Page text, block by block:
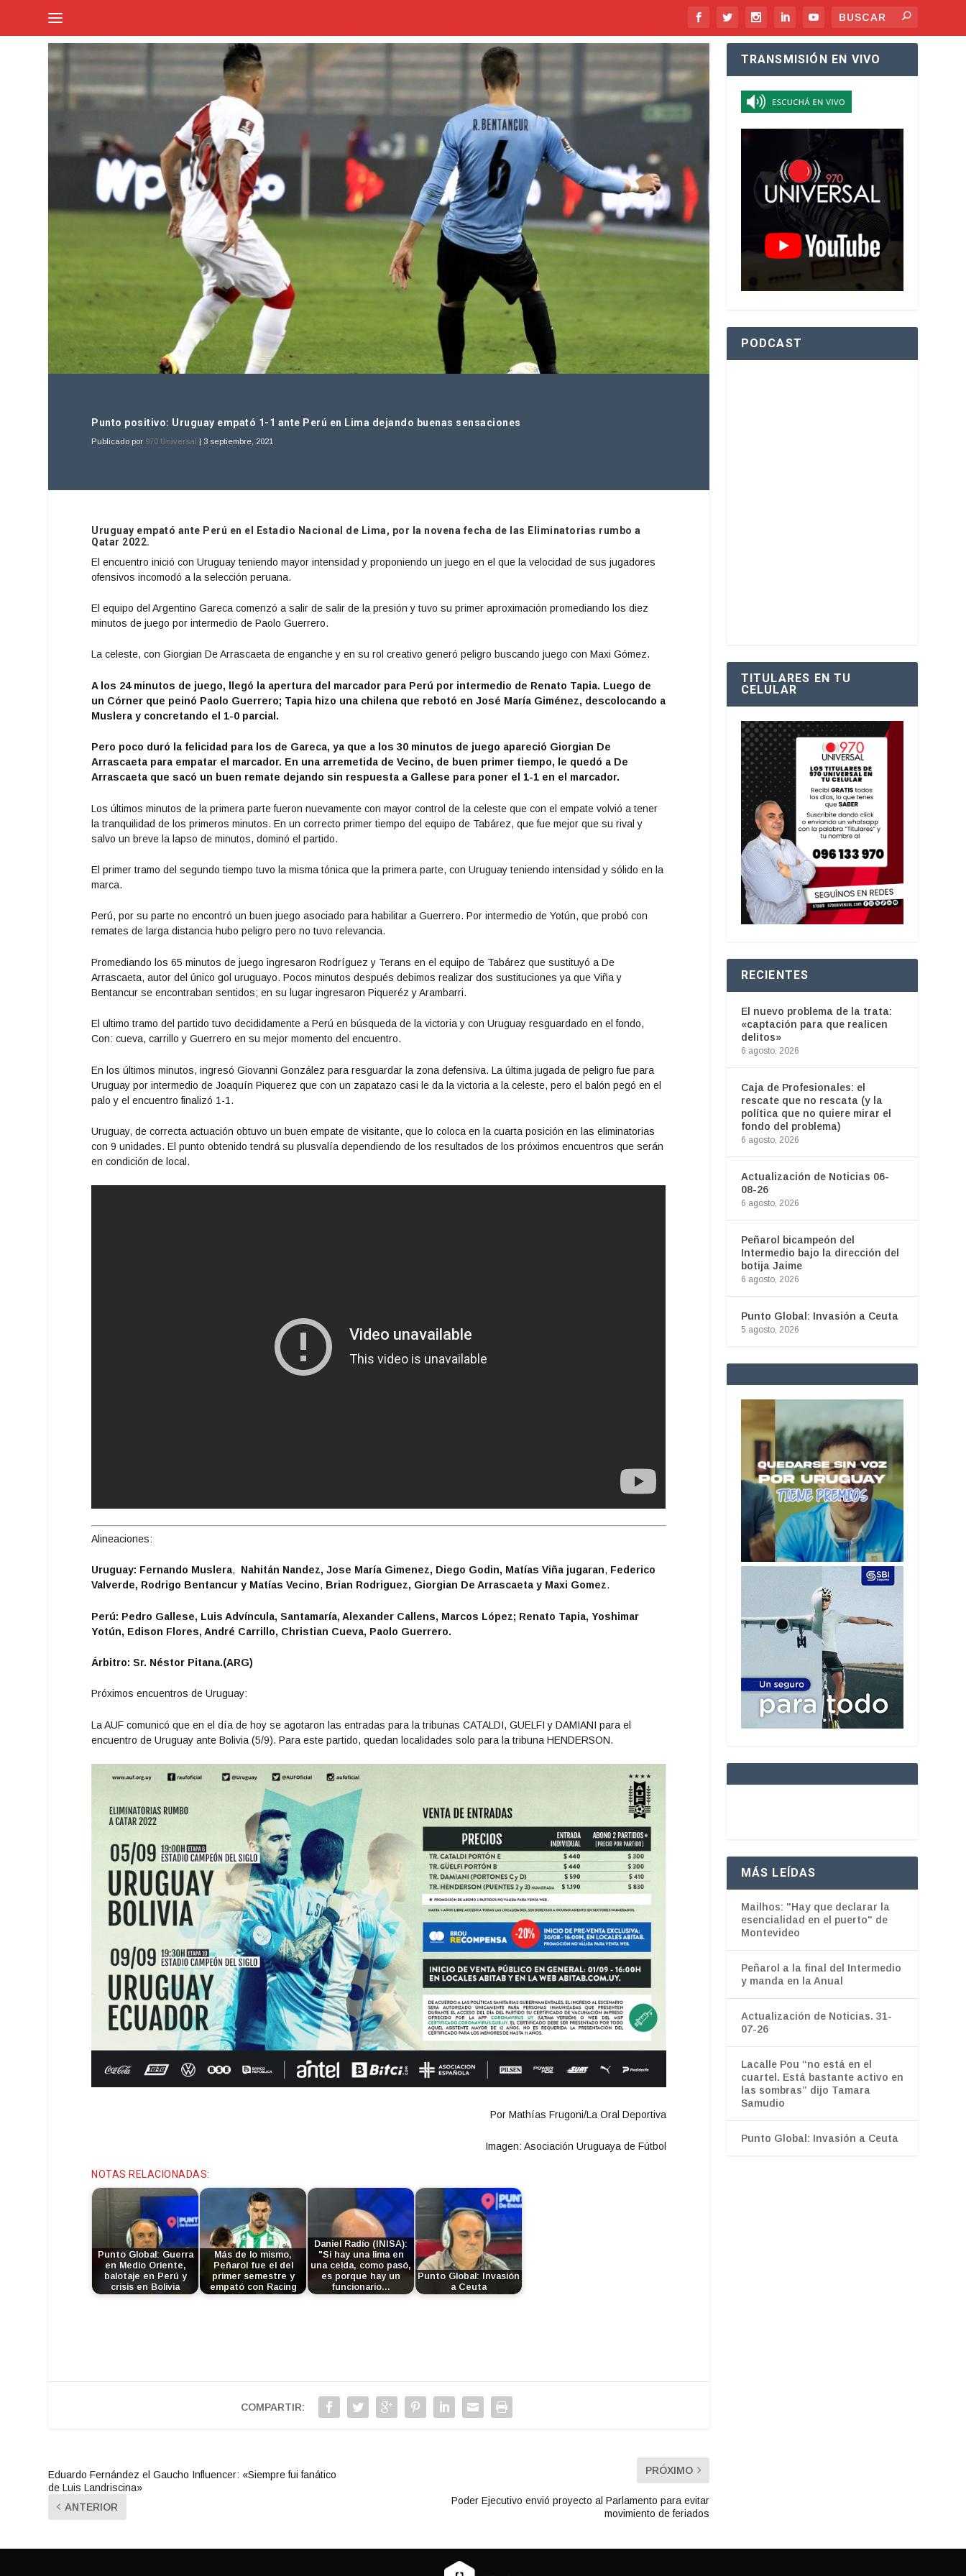
Punto positivo: Uruguay empató 1-1 ante Perú en Lima dejando buenas sensaciones
Publicado por 970 Universal | 3 septiembre, 2021
Uruguay empató ante Perú en el Estadio Nacional de Lima, por la novena fecha de las Eliminatorias rumbo a
Qatar 2022.
El encuentro inició con Uruguay teniendo mayor intensidad y proponiendo un juego en el que la velocidad de sus jugadores
ofensivos incomodó a la selección peruana.
El equipo del Argentino Gareca comenzó a salir de salir de la presión y tuvo su primer aproximación promediando los diez
minutos de juego por intermedio de Paolo Guerrero.
La celeste, con Giorgian De Arrascaeta de enganche y en su rol creativo generó peligro buscando juego con Maxi Gómez.
A los 24 minutos de juego, llegó la apertura del marcador para Perú por intermedio de Renato Tapia. Luego de
un Córner que peinó Paolo Guerrero; Tapia hizo una chilena que rebotó en José María Giménez, descolocando a
Muslera y concretando el 1-0 parcial.
Pero poco duró la felicidad para los de Gareca, ya que a los 30 minutos de juego apareció Giorgian De
Arrascaeta para empatar el marcador. En una arremetida de Vecino, de buen primer tiempo, le quedó a De
Arrascaeta que sacó un buen remate dejando sin respuesta a Gallese para poner el 1-1 en el marcador.
Los últimos minutos de la primera parte fueron nuevamente con mayor control de la celeste que con el empate volvió a tener
la tranquilidad de los primeros minutos. En un correcto primer tiempo del equipo de Tabárez, que fue mejor que su rival y
salvo un breve la lapso de minutos, dominó el partido.
El primer tramo del segundo tiempo tuvo la misma tónica que la primera parte, con Uruguay teniendo intensidad y sólido en la
marca.
Perú, por su parte no encontró un buen juego asociado para habilitar a Guerrero. Por intermedio de Yotún, que probó con
remates de larga distancia hubo peligro pero no tuvo relevancia.
Promediando los 65 minutos de juego ingresaron Rodríguez y Terans en el equipo de Tabárez que sustituyó a De
Arrascaeta, autor del único gol uruguayo. Pocos minutos después debimos realizar dos sustituciones ya que Viña y
Bentancur se encontraban sentidos; en su lugar ingresaron Piqueréz y Arambarri.
El ultimo tramo del partido tuvo decididamente a Perú en búsqueda de la victoria y con Uruguay resguardado en el fondo,
Con: cueva, carrillo y Guerrero en su mejor momento del encuentro.
En los últimos minutos, ingresó Giovanni González para resguardar la zona defensiva. La última jugada de peligro fue para
Uruguay por intermedio de Joaquín Piquerez que con un zapatazo casi le da la victoria a la celeste, pero el balón pegó en el
palo y el encuentro finalizó 1-1.
Uruguay, de correcta actuación obtuvo un buen empate de visitante, que lo coloca en la cuarta posición en las eliminatorias
con 9 unidades. El punto obtenido tendrá su plusvalía dependiendo de los resultados de los próximos encuentros que serán
en condición de local.
Alineaciones:
Uruguay: Fernando Muslera, Nahitán Nandez, Jose María Gimenez, Diego Godin, Matías Viña jugaran, Federico
Valverde, Rodrigo Bentancur y Matías Vecino, Brian Rodriguez, Giorgian De Arrascaeta y Maxi Gomez.
Perú: Pedro Gallese, Luis Advíncula, Santamaría, Alexander Callens, Marcos López; Renato Tapia, Yoshimar
Yotún, Edison Flores, André Carrillo, Christian Cueva, Paolo Guerrero.
Árbitro: Sr. Néstor Pitana.(ARG)
Próximos encuentros de Uruguay:
La AUF comunicó que en el día de hoy se agotaron las entradas para la tribunas CATALDI, GUELFI y DAMIANI para el
encuentro de Uruguay ante Bolivia (5/9). Para este partido, quedan localidades solo para la tribuna HENDERSON.
Por Mathías Frugoni/La Oral Deportiva
Imagen: Asociación Uruguaya de Fútbol
NOTAS RELACIONADAS:
Punto Global: Guerra
en Medio Oriente,
balotaje en Perú y
crisis en Bolivia
Más de lo mismo,
Peñarol fue el del
primer semestre y
empató con Racing
Daniel Radío (INISA):
"Si hay una lima en
una celda, como pasó,
es porque hay un
funcionario…
Punto Global: Invasión
a Ceuta
COMPARTIR:
Eduardo Fernández el Gaucho Influencer: «Siempre fui fanático
de Luis Landriscina»
ANTERIOR
PRÓXIMO
Poder Ejecutivo envió proyecto al Parlamento para evitar
movimiento de feriados
TRANSMISIÓN EN VIVO
PODCAST
TITULARES EN TU
CELULAR
RECIENTES
El nuevo problema de la trata:
«captación para que realicen
delitos»
6 agosto, 2026
Caja de Profesionales: el
rescate que no rescata (y la
política que no quiere mirar el
fondo del problema)
6 agosto, 2026
Actualización de Noticias 06-
08-26
6 agosto, 2026
Peñarol bicampeón del
Intermedio bajo la dirección del
botija Jaime
6 agosto, 2026
Punto Global: Invasión a Ceuta
5 agosto, 2026
MÁS LEÍDAS
Mailhos: "Hay que declarar la
esencialidad en el puerto" de
Montevideo
Peñarol a la final del Intermedio
y manda en la Anual
Actualización de Noticias. 31-
07-26
Lacalle Pou “no está en el
cuartel. Está bastante activo en
las sombras” dijo Tamara
Samudio
Punto Global: Invasión a Ceuta